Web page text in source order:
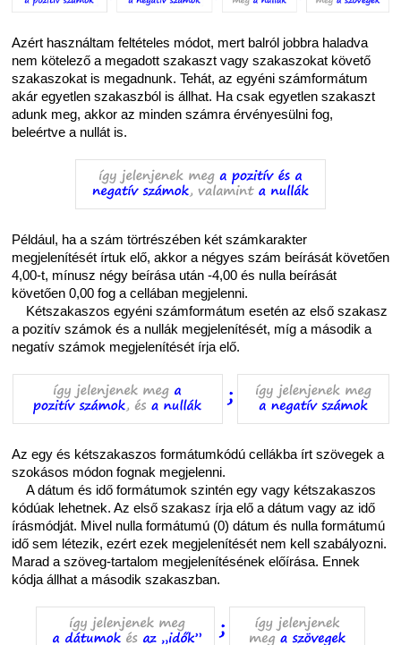
Azért használtam feltételes módot, mert balról jobbra haladva
nem kötelező a megadott szakaszt vagy szakaszokat követő
szakaszokat is megadnunk. Tehát, az egyéni számformátum
akár egyetlen szakaszból is állhat. Ha csak egyetlen szakaszt
adunk meg, akkor az minden számra érvényesülni fog,
beleértve a nullát is.
Például, ha a szám törtrészében két számkarakter
megjelenítését írtuk elő, akkor a négyes szám beírását követően
4,00-t, mínusz négy beírása után -4,00 és nulla beírását
követően 0,00 fog a cellában megjelenni.
Kétszakaszos egyéni számformátum esetén az első szakasz
a pozitív számok és a nullák megjelenítését, míg a második a
negatív számok megjelenítését írja elő.
Az egy és kétszakaszos formátumkódú cellákba írt szövegek a
szokásos módon fognak megjelenni.
A dátum és idő formátumok szintén egy vagy kétszakaszos
kódúak lehetnek. Az első szakasz írja elő a dátum vagy az idő
írásmódját. Mivel nulla formátumú (0) dátum és nulla formátumú
idő sem létezik, ezért ezek megjelenítését nem kell szabályozni.
Marad a szöveg-tartalom megjelenítésének előírása. Ennek
kódja állhat a második szakaszban.